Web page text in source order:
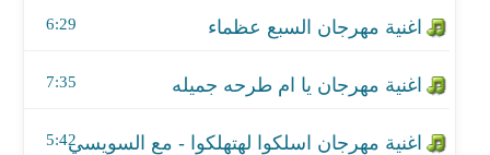
6:29
7:35
5:42